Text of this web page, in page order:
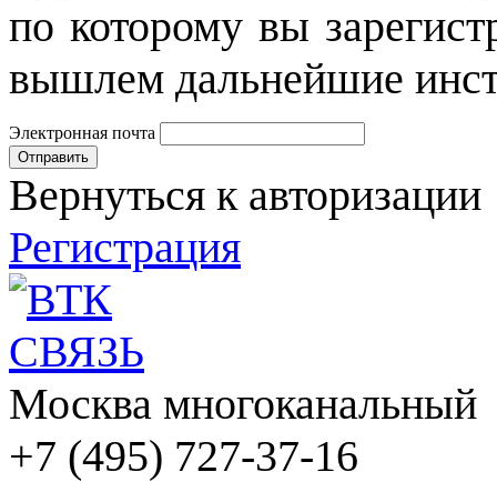
по которому вы
вышлем дальнейшие
Электронная почта
Вернуться к авторизации
Регистрация
Москва многоканальный
+7 (495) 727-37-16